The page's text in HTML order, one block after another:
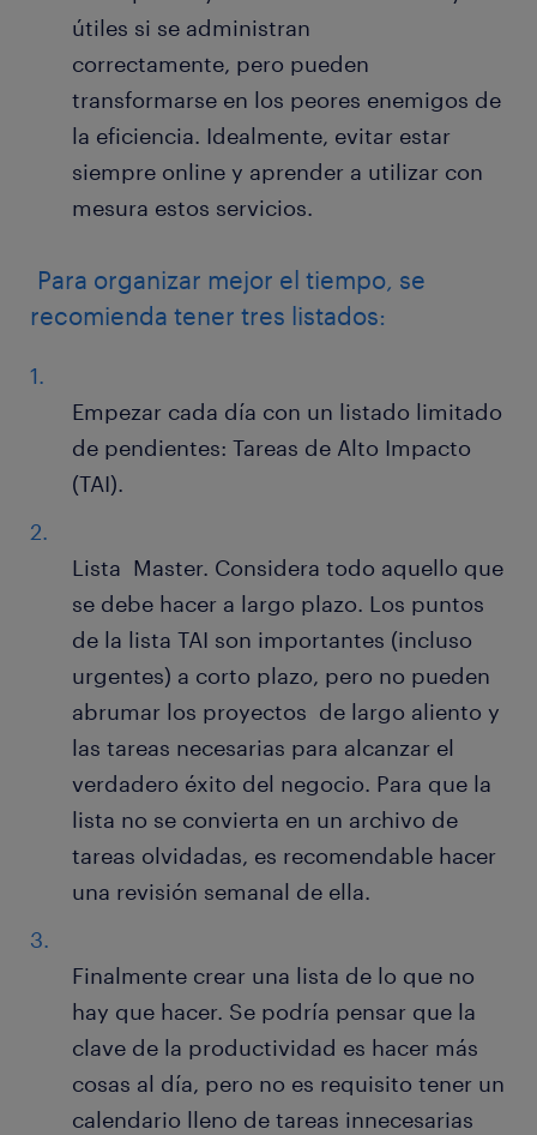
útiles si se administran
correctamente, pero pueden
transformarse en los peores enemigos de
la eficiencia. Idealmente, evitar estar
siempre online y aprender a utilizar con
mesura estos servicios.
Para organizar mejor el tiempo, se
recomienda tener tres listados:
Empezar cada día con un listado limitado
de pendientes: Tareas de Alto Impacto
(TAI).
Lista Master. Considera todo aquello que
se debe hacer a largo plazo. Los puntos
de la lista TAI son importantes (incluso
urgentes) a corto plazo, pero no pueden
abrumar los proyectos de largo aliento y
las tareas necesarias para alcanzar el
verdadero éxito del negocio. Para que la
lista no se convierta en un archivo de
tareas olvidadas, es recomendable hacer
una revisión semanal de ella.
Finalmente crear una lista de lo que no
hay que hacer. Se podría pensar que la
clave de la productividad es hacer más
cosas al día, pero no es requisito tener un
calendario lleno de tareas innecesarias